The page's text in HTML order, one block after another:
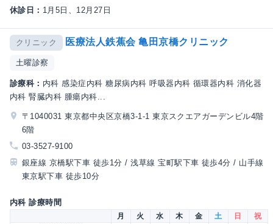
休診日： 1月5日、12月27日
クリニック 医療法人鉄蕉会 亀田京橋クリニック
土曜診察
診療科： 内科 感染症内科 糖尿病内科 呼吸器内科 循環器内科 消化器
内科 腎臓内科 腫瘍内科...
〒1040031 東京都中央区京橋3-1-1 東京スクエアガーデンビル4階
6階
03-3527-9100
銀座線 京橋駅下車 徒歩1分 / 浅草線 宝町駅下車 徒歩4分 / 山手線
東京駅下車 徒歩10分
内科 診療時間
月 火 水 木 金 土 日
祝